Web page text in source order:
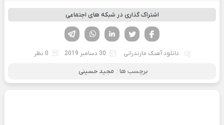
اشتراک گذاری در شبکه های اجتماعی
لینکدین تویتر
فیسوک
دانلود آهنگ مازندرانی 30 دسامبر 2019 0 نظر
برچسب ها : مجید حسینی